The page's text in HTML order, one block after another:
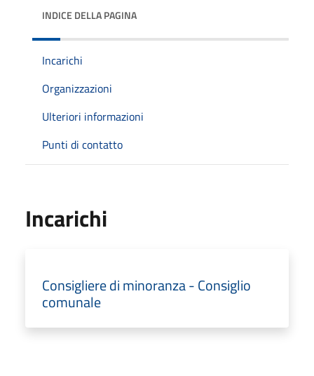
INDICE DELLA PAGINA
Incarichi
Organizzazioni
Ulteriori informazioni
Punti di contatto
Incarichi
Consigliere di minoranza - Consiglio
comunale